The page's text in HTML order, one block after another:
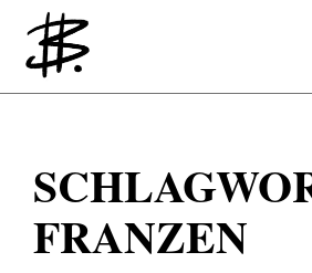
Schreiben
Referenzen
Produzieren
FRANZEN